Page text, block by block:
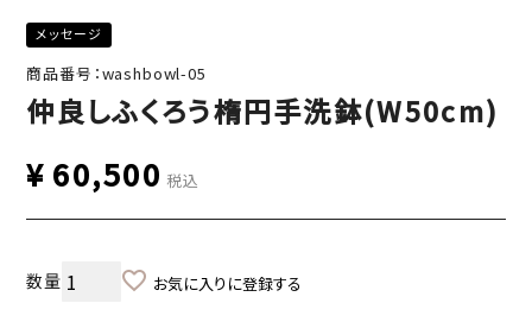
メッセージ
商品番号：washbowl-05
仲良しふくろう楕円手洗鉢(W50cm)
¥ 60,500 税込
お気に入りに登録する